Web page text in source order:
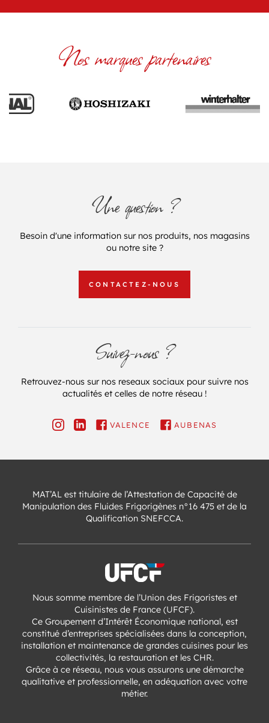
Nos marques partenaires
Une question ?
Besoin d'une information sur nos produits, nos magasins
ou notre site ?
CONTACTEZ-NOUS
Suivez-nous ?
Retrouvez-nous sur nos reseaux sociaux pour suivre nos
actualités et celles de notre réseau !
VALENCE AUBENAS
MAT’AL est titulaire de l’Attestation de Capacité de
Manipulation des Fluides Frigorigènes n°16 475 et de la
Qualification SNEFCCA.
Nous somme membre de l’Union des Frigoristes et
Cuisinistes de France (UFCF).
Ce Groupement d’Intérêt Économique national, est
constitué d’entreprises spécialisées dans la conception,
installation et maintenance de grandes cuisines pour les
collectivités, la restauration et les CHR.
Grâce à ce réseau, nous vous assurons une démarche
qualitative et professionnelle, en adéquation avec votre
métier.